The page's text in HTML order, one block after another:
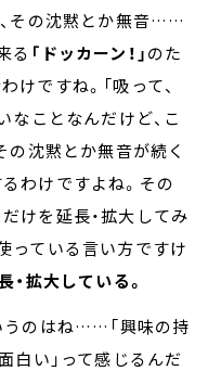
、その沈黙とか無音……
る 「ドッカーン！」のた
ですね。「吸って、
なことなんだけど、こ
の沈黙とか無音が続く
わけですよね。その
けを延長・拡大してみ
っている言い方ですけ
・拡大している。
うのはね……「興味の持
白い」って感じるんだ